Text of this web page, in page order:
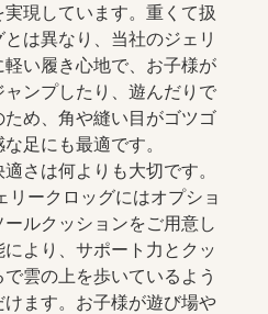
現しています。重くて扱
は異なり、当社のジェリ
い履き心地で、お子様が
ンプしたり、遊んだりで
め、角や縫い目がゴツゴ
足にも最適です。
さは何よりも大切です。
リークロッグにはオプショ
ルクッションをご用意し
より、サポート力とクッ
雲の上を歩いているよう
ます。お子様が遊び場や